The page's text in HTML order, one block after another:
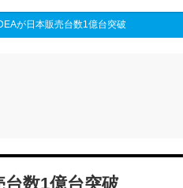
が日本販売台数1億台突破
数1億台突破